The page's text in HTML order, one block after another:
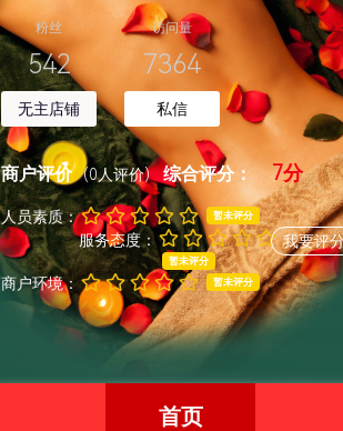
粉丝
542
无主店铺
访问量
7364
私信
商户评价 (0人评价)综合评分： 7分
人员素质： 暂未评分
服务态度：
暂未评分
商户环境： 暂未评分
我要评
首页